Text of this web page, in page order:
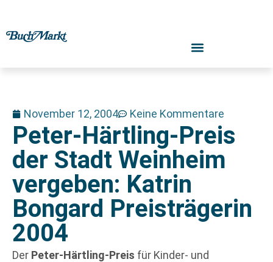
November 12, 2004 Keine Kommentare
Peter-Härtling-Preis
der Stadt Weinheim
vergeben: Katrin
Bongard Preisträgerin
2004
Der Peter-Härtling-Preis für Kinder- und